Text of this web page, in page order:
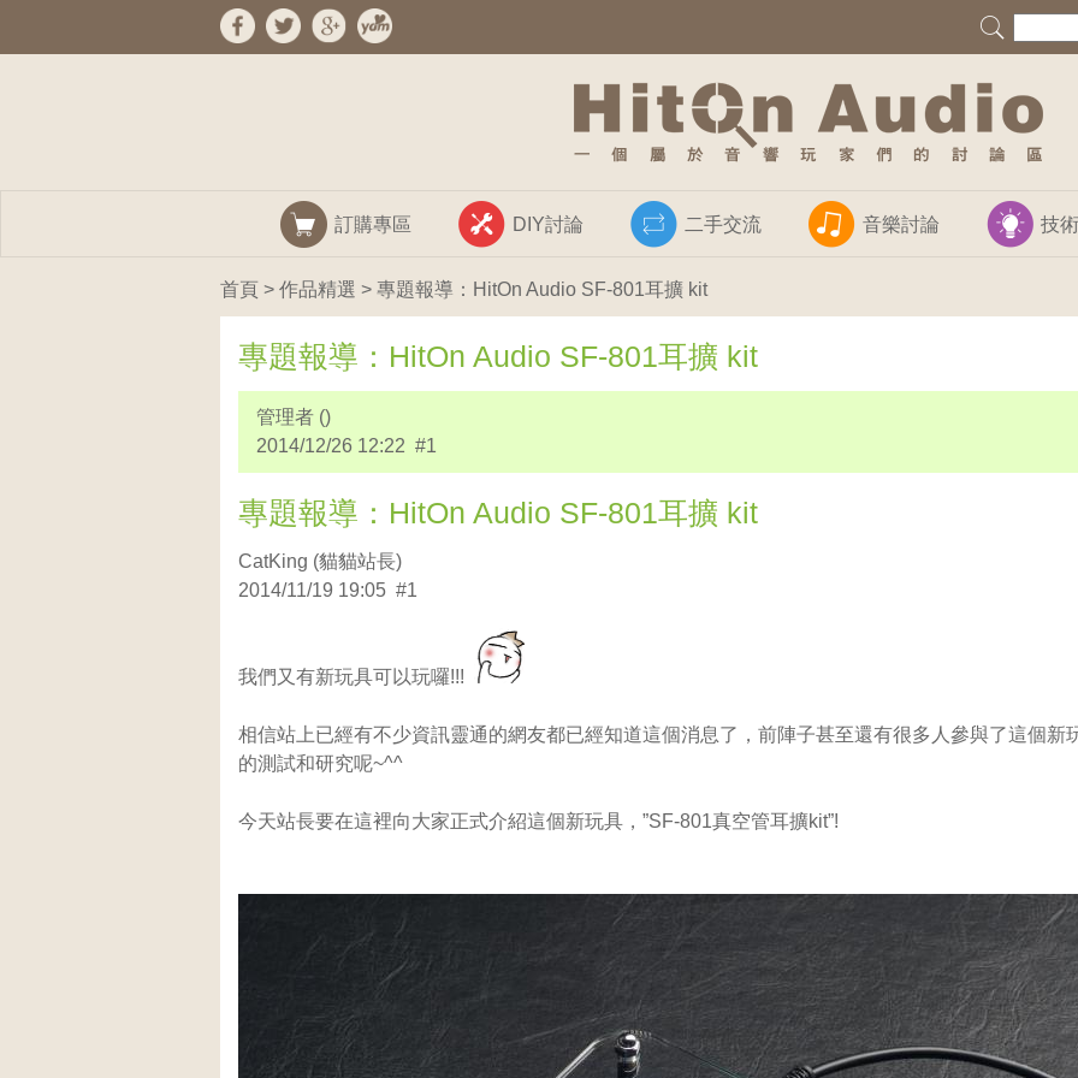
訂購專區 DIY討論 二手交流 音樂討論 技
首頁 > 作品精選 > 專題報導：HitOn Audio SF-801耳擴 kit
專題報導：HitOn Audio SF-801耳擴 kit
管理者 ()
2014/12/26 12:22 #1
專題報導：HitOn Audio SF-801耳擴 kit
CatKing (貓貓站長)
2014/11/19 19:05 #1
我們又有新玩具可以玩囉!!!
相信站上已經有不少資訊靈通的網友都已經知道這個消息了，前陣子甚至還有很多人參與了這個新
的測試和研究呢~^^
今天站長要在這裡向大家正式介紹這個新玩具，”SF-801真空管耳擴kit”!